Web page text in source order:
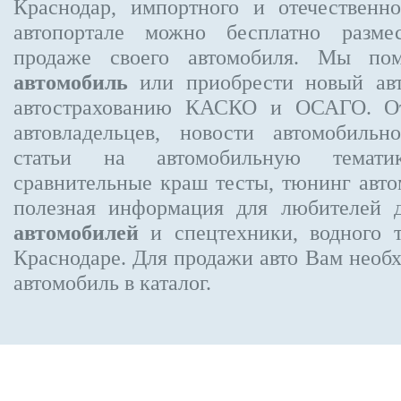
Краснодар, импортного и
автопортале можно бесплатно
продаже своего автомобиля. Мы
автомобиль или приобрести новый
автострахованию КАСКО и ОСАГО.
автовладельцев, новости
статьи на автомобильную
сравнительные краш тесты, тюнинг
полезная информация для любителей
автомобилей и спецтехники, водного
Краснодаре. Для продажи авто Вам
автомобиль в каталог.